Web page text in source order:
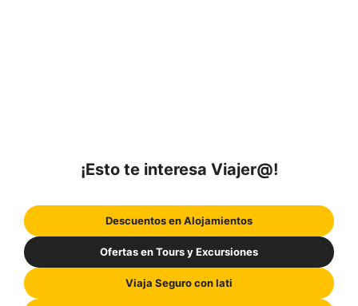
¡Esto te interesa Viajer@!
Descuentos en Alojamientos
Ofertas en Tours y Excursiones
Viaja Seguro con Iati